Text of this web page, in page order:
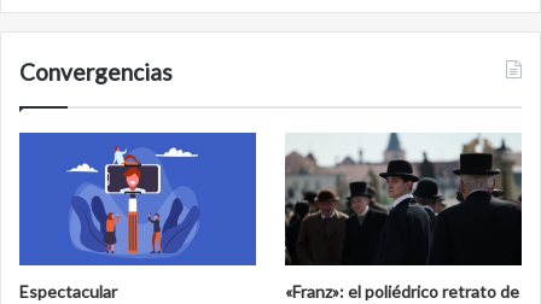
Convergencias
Espectacular
«Franz»: el poliédrico retrato de